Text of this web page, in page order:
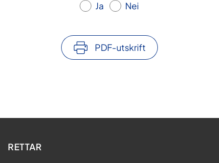
Ja Nei
PDF-utskrift
RETTAR